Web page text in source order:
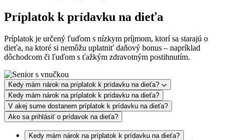
Príplatok k prídavku na dieťa
Príplatok je určený ľuďom s nízkym príjmom, ktorí sa starajú o
dieťa, na ktoré si nemôžu uplatniť daňový bonus – napríklad
dôchodcom či ľuďom s ťažkým zdravotným postihnutím.
Kedy mám nárok na príplatok k prídavku na dieťa?
Kedy mám nárok na príplatok k prídavku na dieťa?
V akej sume dostanem príplatok k prídavku na dieťa?
Ako sa prihlásiť o prídavok na dieťa?
Kedy mám nárok na príplatok k prídavku na dieťa?